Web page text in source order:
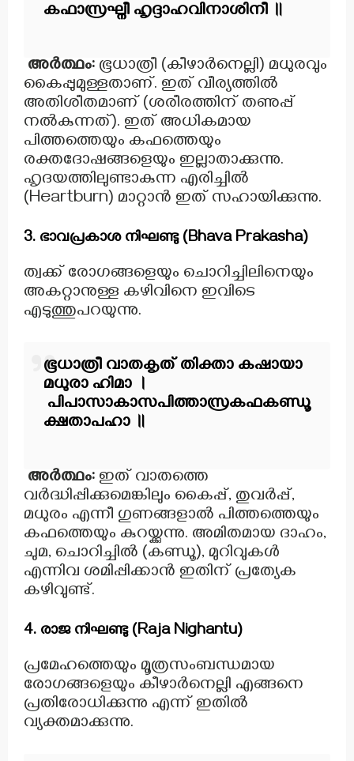
കഫാസ്രഘ്നീ ഹൃദ്ദാഹവിനാശിനീ ॥
അർത്ഥം: ഭൂധാത്രീ (കീഴാർനെല്ലി) മധുരവും
കൈപ്പുമുള്ളതാണ്. ഇത് വീര്യത്തിൽ
അതിശീതമാണ് (ശരീരത്തിന് തണുപ്പ്
നൽകുന്നത്). ഇത് അധികമായ
പിത്തത്തെയും കഫത്തെയും
രക്തദോഷങ്ങളെയും ഇല്ലാതാക്കുന്നു.
ഹൃദയത്തിലുണ്ടാകുന്ന എരിച്ചിൽ
(Heartburn) മാറ്റാൻ ഇത് സഹായിക്കുന്നു.
3. ഭാവപ്രകാശ നിഘണ്ടു (Bhava Prakasha)
ത്വക്ക് രോഗങ്ങളെയും ചൊറിച്ചിലിനെയും
അകറ്റാനുള്ള കഴിവിനെ ഇവിടെ
എടുത്തുപറയുന്നു.
ഭൂധാത്രീ വാതകൃത് തിക്താ കഷായാ
മധുരാ ഹിമാ ।
പിപാസാകാസപിത്താസ്രകഫകണ്ഡൂ
ക്ഷതാപഹാ ॥
അർത്ഥം: ഇത് വാതത്തെ
വർദ്ധിപ്പിക്കുമെങ്കിലും കൈപ്പ്, തുവർപ്പ്,
മധുരം എന്നീ ഗുണങ്ങളാൽ പിത്തത്തെയും
കഫത്തെയും കുറയ്ക്കുന്നു. അമിതമായ ദാഹം,
ചുമ, ചൊറിച്ചിൽ (കണ്ഡൂ), മുറിവുകൾ
എന്നിവ ശമിപ്പിക്കാൻ ഇതിന് പ്രത്യേക
കഴിവുണ്ട്.
4. രാജ നിഘണ്ടു (Raja Nighantu)
പ്രമേഹത്തെയും മൂത്രസംബന്ധമായ
രോഗങ്ങളെയും കീഴാർനെല്ലി എങ്ങനെ
പ്രതിരോധിക്കുന്നു എന്ന് ഇതിൽ
വ്യക്തമാക്കുന്നു.